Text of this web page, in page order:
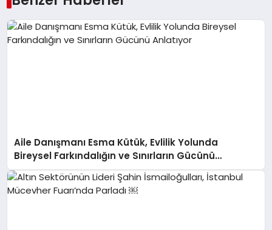
Aile Danışmanı Esma Kütük, Evlilik Yolunda
Bireysel Farkındalığın ve Sınırların Gücünü
Anlatıyor